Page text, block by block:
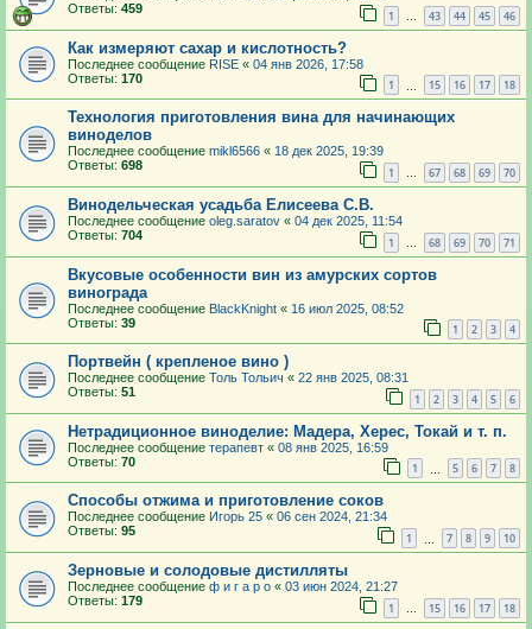
Ответы: 459 1 … 43 44 45 46
Как измеряют сахар и кислотность?
Последнее сообщение RISE « 04 янв 2026, 17:58
Ответы: 170 1 15 16 17 18
Технология приготовления вина для начинающих
виноделов
Последнее сообщение mikl6566 « 18 дек 2025, 19:39
Ответы: 698 1 … 67 68 69 70
Винодельческая усадьба Елисеева С.В.
Последнее сообщение oleg.saratov « 04 дек 2025, 11:54
Ответы: 704 1 68 69 70 71
Вкусовые особенности вин из амурских сортов
винограда
Последнее сообщение BlackKnight « 16 июл 2025, 08:52
Ответы: 39 1 2 3 4
Портвейн ( крепленое вино )
Последнее сообщение Толь Тольич « 22 янв 2025, 08:31
Ответы: 51 1 2 3 4 5 6
Нетрадиционное виноделие: Мадера, Херес, Токай и т. п.
Последнее сообщение терапевт « 08 янв 2025, 16:59
Ответы: 70 1 5 6 7 8
Способы отжима и приготовление соков
Последнее сообщение Игорь 25 « 06 сен 2024, 21:34
Ответы: 95 1 7 8 9 10
Зерновые и солодовые дистилляты
Последнее сообщение ф и г а р о « 03 июн 2024, 21:27
Ответы: 179 1 … 15 16 17 18